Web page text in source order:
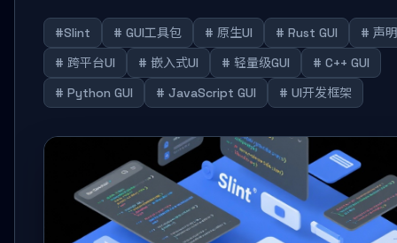
#Slint # GUI工具包 # 原生UI # Rust GUI
# 声
# 跨平台UI
# 嵌入式UI # 轻量级GUI
# C++ GUI
# Python GUI
# JavaScript GUI # UI开发框架